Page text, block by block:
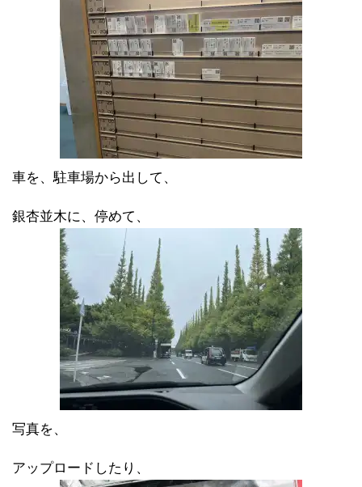
車を、駐車場から出して、
銀杏並木に、停めて、
写真を、
アップロードしたり、